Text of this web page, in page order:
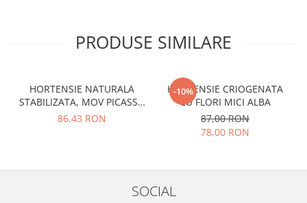
PRODUSE SIMILARE
HORTENSIE NATURALA
STABILIZATA, MOV PICASSO
CU FLORI MICI
86,43 RON
-10%
HORTENSIE CRIOGENATA
CU FLORI MICI ALBA
87,00 RON
78,00 RON
SOCIAL